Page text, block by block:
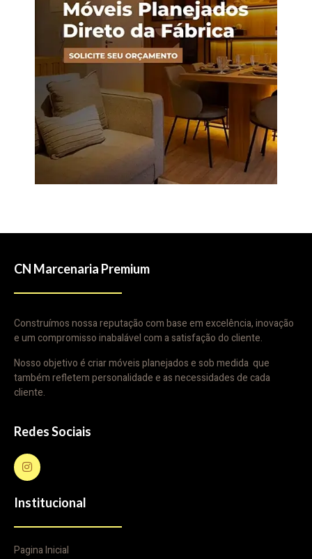
CN Marcenaria Premium
Construímos nossa reputação com base em excelência, inovação
e um compromisso inabalável com a satisfação do cliente.
Nosso objetivo é criar móveis planejados e sob medida que
também refletem personalidade e as necessidades de cada
cliente.
Redes Sociais
Institucional
Pagina Inicial